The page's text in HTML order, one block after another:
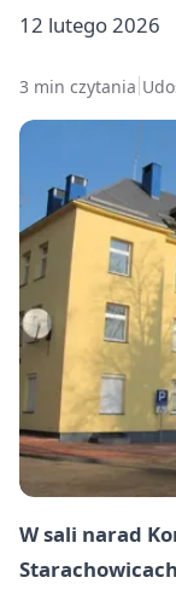
12 lutego 2026
3 min czytania
W sali narad